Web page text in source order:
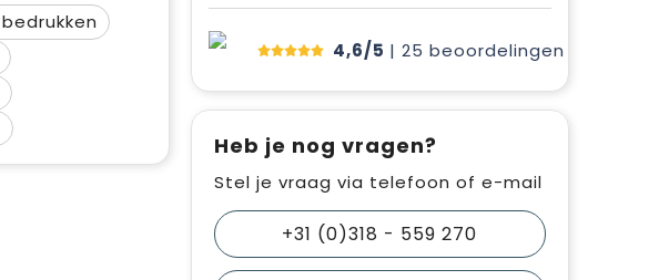
4,6/5 | 25 beoordelingen
Heb je nog vragen?
Stel je vraag via telefoon of e-mail
+31 (0)318 - 559 270